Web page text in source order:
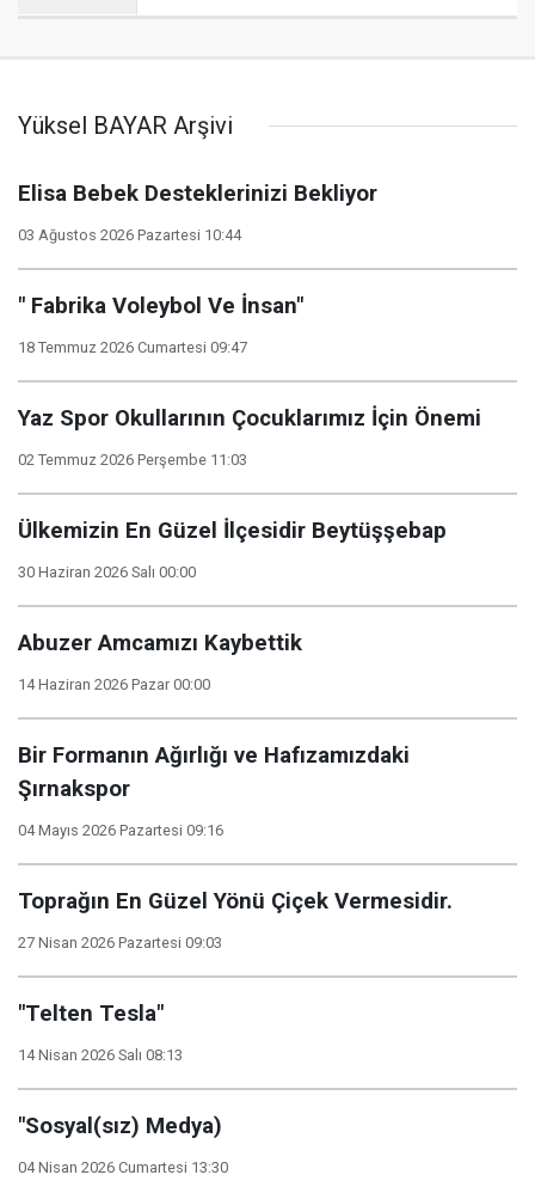
Yüksel BAYAR Arşivi
Elisa Bebek Desteklerinizi Bekliyor
03 Ağustos 2026 Pazartesi 10:44
" Fabrika Voleybol Ve İnsan"
18 Temmuz 2026 Cumartesi 09:47
Yaz Spor Okullarının Çocuklarımız İçin Önemi
02 Temmuz 2026 Perşembe 11:03
Ülkemizin En Güzel İlçesidir Beytüşşebap
30 Haziran 2026 Salı 00:00
Abuzer Amcamızı Kaybettik
14 Haziran 2026 Pazar 00:00
Bir Formanın Ağırlığı ve Hafızamızdaki
Şırnakspor
04 Mayıs 2026 Pazartesi 09:16
Toprağın En Güzel Yönü Çiçek Vermesidir.
27 Nisan 2026 Pazartesi 09:03
"Telten Tesla"
14 Nisan 2026 Salı 08:13
"Sosyal(sız) Medya)
04 Nisan 2026 Cumartesi 13:30